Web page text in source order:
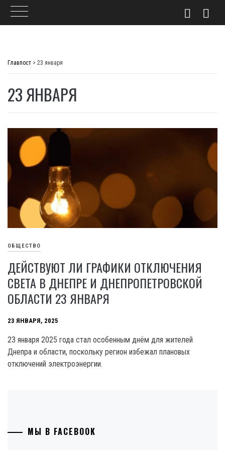
Главпост > 23 января
23 ЯНВАРЯ
ОБЩЕСТВО
ДЕЙСТВУЮТ ЛИ ГРАФИКИ ОТКЛЮЧЕНИЯ
СВЕТА В ДНЕПРЕ И ДНЕПРОПЕТРОВСКОЙ
ОБЛАСТИ 23 ЯНВАРЯ
23 ЯНВАРЯ, 2025
23 января 2025 года стал особенным днём для жителей
Днепра и области, поскольку регион избежал плановых
отключений электроэнергии.
МЫ В FACEBOOK